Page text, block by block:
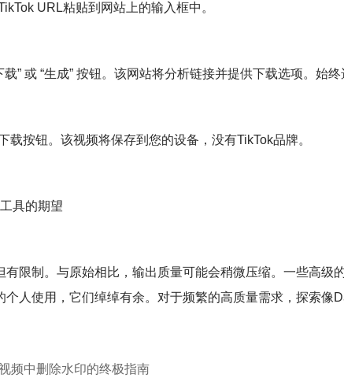
URL粘贴到网站上的输入框中。
” 或 “生成” 按钮。该网站将分析链接并提供下载选项。始终
载按钮。该视频将保存到您的设备，没有TikTok品牌。
具的期望
有限制。与原始相比，输出质量可能会稍微压缩。一些高级
个人使用，它们绰绰有余。对于频繁的高质量需求，探索
频中删除水印的终极指南